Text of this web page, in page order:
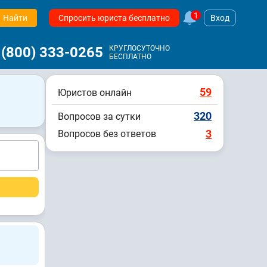
Найти Спросить юриста бесплатно 1 Вход
333-0265
КРУГЛОСУТОЧНО
БЕСПЛАТНО
Юристов онлайн 59
Вопросов за сутки 320
Вопросов без ответов 3